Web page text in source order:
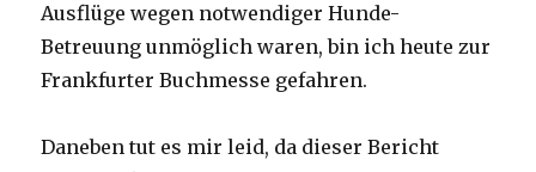
Ausflüge wegen notwendiger Hunde-
Betreuung unmöglich waren, bin ich heute zur
Frankfurter Buchmesse gefahren.
Daneben tut es mir leid, da dieser Bericht